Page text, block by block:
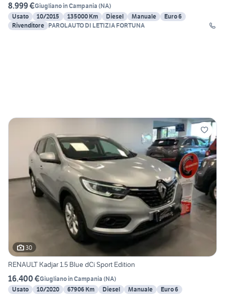
8.999 €Giugliano in Campania (NA)
Usato
10/2015 135000 Km Diesel Manuale
Euro 6
Rivenditore PAROLAUTO DI LETIZIA FORTUNA
30
RENAULT Kadjar 1.5 Blue dCi Sport Edition
16.400 €Giugliano in Campania (NA)
Usato
10/2020 67906 Km Diesel Manuale
Euro 6